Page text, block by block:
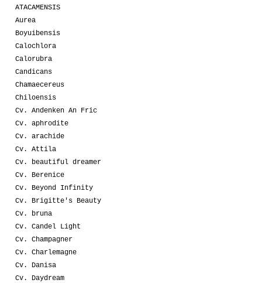
ATACAMENSIS
Aurea
Boyuibensis
Calochlora
Calorubra
Candicans
Chamaecereus
Chiloensis
Cv. Andenken An Fric
Cv. aphrodite
Cv. arachide
Cv. Attila
Cv. beautiful dreamer
Cv. Berenice
Cv. Beyond Infinity
Cv. Brigitte's Beauty
Cv. bruna
Cv. Candel Light
Cv. Champagner
Cv. Charlemagne
Cv. Danisa
Cv. Daydream